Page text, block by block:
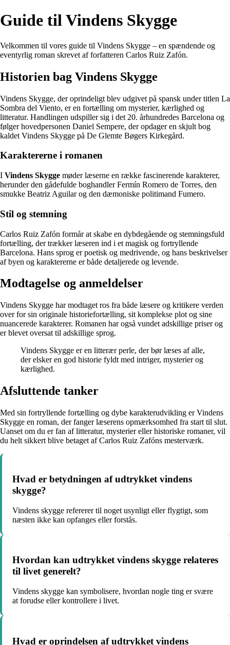
Guide til Vindens Skygge
Velkommen til vores guide til Vindens Skygge – en spændende og
eventyrlig roman skrevet af forfatteren Carlos Ruiz Zafón.
Historien bag Vindens Skygge
Vindens Skygge, der oprindeligt blev udgivet på spansk under titlen La
Sombra del Viento, er en fortælling om mysterier, kærlighed og
litteratur. Handlingen udspiller sig i det 20. århundredes Barcelona og
følger hovedpersonen Daniel Sempere, der opdager en skjult bog
kaldet Vindens Skygge på De Glemte Bøgers Kirkegård.
Karaktererne i romanen
I Vindens Skygge møder læserne en række fascinerende karakterer,
herunder den gådefulde boghandler Fermín Romero de Torres, den
smukke Beatriz Aguilar og den dæmoniske politimand Fumero.
Stil og stemning
Carlos Ruiz Zafón formår at skabe en dybdegående og stemningsfuld
fortælling, der trækker læseren ind i et magisk og fortryllende
Barcelona. Hans sprog er poetisk og medrivende, og hans beskrivelser
af byen og karaktererne er både detaljerede og levende.
Modtagelse og anmeldelser
Vindens Skygge har modtaget ros fra både læsere og kritikere verden
over for sin originale historiefortælling, sit komplekse plot og sine
nuancerede karakterer. Romanen har også vundet adskillige priser og
er blevet oversat til adskillige sprog.
Vindens Skygge er en litterær perle, der bør læses af alle,
der elsker en god historie fyldt med intriger, mysterier og
kærlighed.
Afsluttende tanker
Med sin fortryllende fortælling og dybe karakterudvikling er Vindens
Skygge en roman, der fanger læserens opmærksomhed fra start til slut.
Uanset om du er fan af litteratur, mysterier eller historiske romaner, vil
du helt sikkert blive betaget af Carlos Ruiz Zafóns mesterværk.
Hvad er betydningen af udtrykket vindens
skygge?
Vindens skygge refererer til noget usynligt eller flygtigt, som
næsten ikke kan opfanges eller forstås.
Hvordan kan udtrykket vindens skygge relateres
til livet generelt?
Vindens skygge kan symbolisere, hvordan nogle ting er svære
at forudse eller kontrollere i livet.
Hvad er oprindelsen af udtrykket vindens